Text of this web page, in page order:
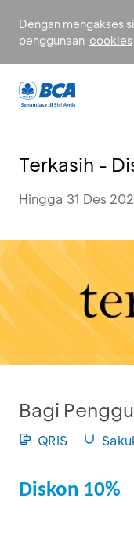
Dengan mengakses
penggunaan cookies
Terkasih -
Hingga 31 Des
Bagi
QRIS
Diskon 10%